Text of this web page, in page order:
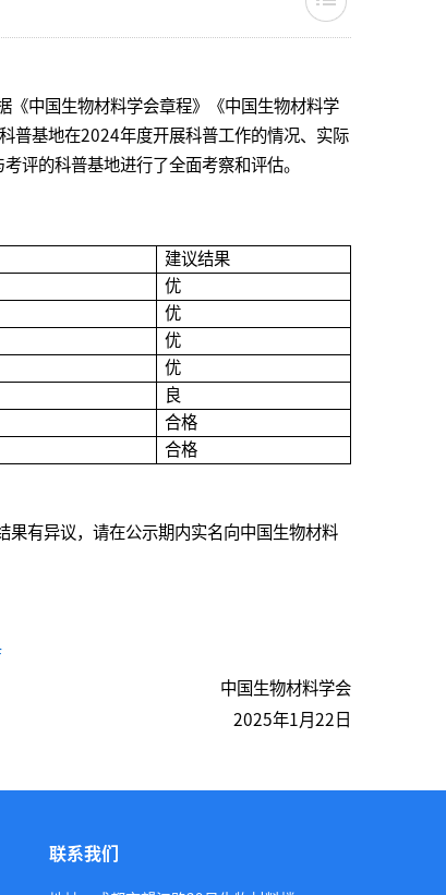
中国生物材料学会章程》《中国生物材料学
普基地在2024年度开展科普工作的情况、实际
评的科普基地进行了全面考察和评估。
建议结果
优
优
优
优
良
合格
合格
有异议，请在公示期内实名向中国生物材料
中国生物材料学会
2025年1月22日
联系我们